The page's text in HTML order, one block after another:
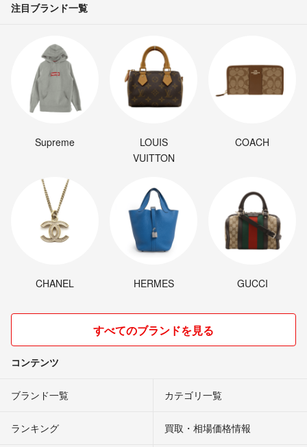
注目ブランド一覧
Supreme
LOUIS
VUITTON
COACH
CHANEL HERMES GUCCI
すべてのブランドを見る
コンテンツ
ブランド一覧 カテゴリ一覧
ランキング 買取・相場価格情報